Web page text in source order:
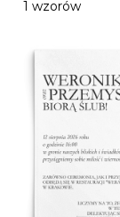
1 wzorów